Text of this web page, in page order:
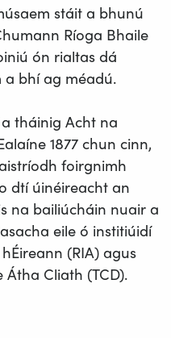
stáit a bhunú
Ríoga Bhaile
ón rialtas dá
bhí ag méadú.
tháinig Acht na
1877 chun cinn,
foirgnimh
dtí úinéireacht an
na bailiúcháin nuair a
eile ó institiúidí
(RIA) agus
Átha Cliath (TCD).